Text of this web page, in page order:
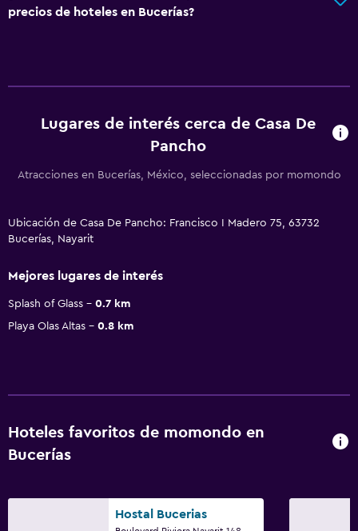
precios de hoteles en Bucerías?
Lugares de interés cerca de Casa De
Pancho
Atracciones en Bucerías, México, seleccionadas por momondo
Ubicación de Casa De Pancho: Francisco I Madero 75, 63732
Bucerías, Nayarit
Mejores lugares de interés
Splash of Glass
0.7 km
Playa Olas Altas
0.8 km
Hoteles favoritos de momondo en
Bucerías
Hostal Bucerias